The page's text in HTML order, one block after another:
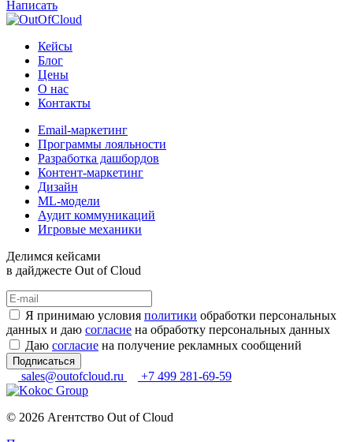
Написать
Кейсы
Блог
Цены
О нас
Контакты
Email-маркетинг
Программы лояльности
Разработка дашбордов
Контент-маркетинг
Дизайн
ML-модели
Аудит коммуникаций
Игровые механики
Делимся кейсами
в дайджесте Out of Cloud
Я принимаю условия политики обработки персональных
данных и даю согласие на обработку персональных данных
Даю согласие на получение рекламных сообщений
Подписаться
sales@outofcloud.ru +7 499 281-69-59
© 2026 Агентство Out of Cloud